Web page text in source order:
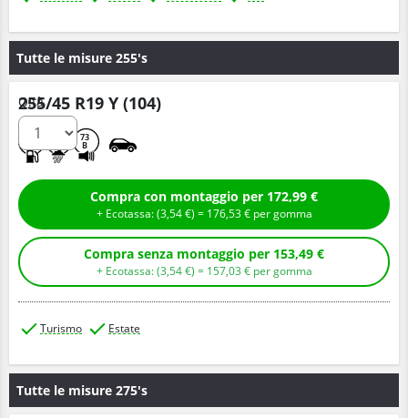
Tutte le misure 255's
255/45 R19 Y (104)
73
B
Q.tà
Compra con montaggio per 172,99 €
+ Ecotassa: (3,54€ ) = 176,53€ per gomma
Compra senza montaggio per 153,49 €
+ Ecotassa: (3,54€ ) = 157,03 € per gomma
Turismo Estate
Tutte le misure 275's